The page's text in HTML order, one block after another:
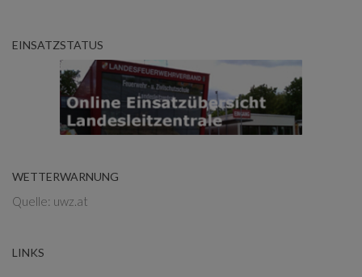
EINSATZSTATUS
WETTERWARNUNG
Quelle: uwz.at
LINKS